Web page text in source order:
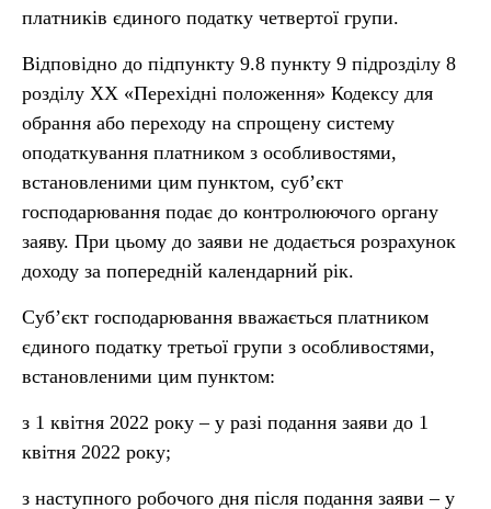
платників єдиного податку четвертої групи.
Відповідно до підпункту 9.8 пункту 9 підрозділу 8
розділу ХХ «Перехідні положення» Кодексу для
обрання або переходу на спрощену систему
оподаткування платником з особливостями,
встановленими цим пунктом, суб’єкт
господарювання подає до контролюючого органу
заяву. При цьому до заяви не додається розрахунок
доходу за попередній календарний рік.
Суб’єкт господарювання вважається платником
єдиного податку третьої групи з особливостями,
встановленими цим пунктом:
з 1 квітня 2022 року – у разі подання заяви до 1
квітня 2022 року;
з наступного робочого дня після подання заяви – у